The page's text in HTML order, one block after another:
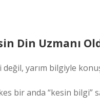
Din Uzmanı
yarım bilgiyle
bir anda “kesin bilgi”